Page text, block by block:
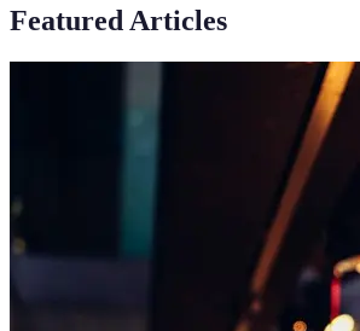
Featured Articles